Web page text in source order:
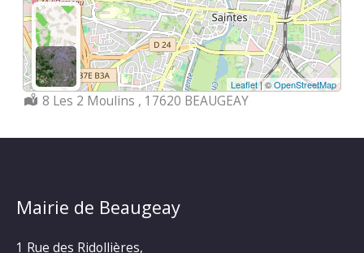
Leaflet| ©OpenStreetMap
Localisation :
8 Les 2 Moulins , 17620 BEAUGEAY
Mairie de Beaugeay
1 Rue des Ridollières,